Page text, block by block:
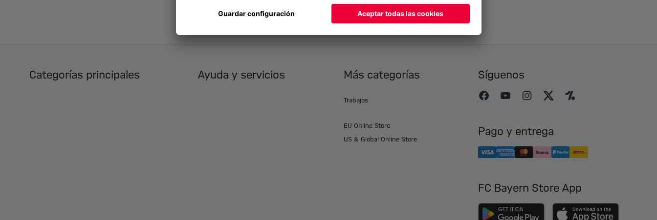
Categorías principales Ayuda y servicios Más categorías
Trabajos
EU Online Store
US & Global Online Store
Síguenos
Pago y entrega
FC Bayern Store App